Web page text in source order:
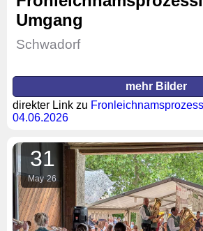
Umgang
Schwadorf
mehr Bilder
direkter Link zu
04.06.2026
31
May 26